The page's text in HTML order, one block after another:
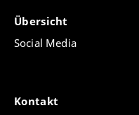
Übersicht
Social Media
Kontakt